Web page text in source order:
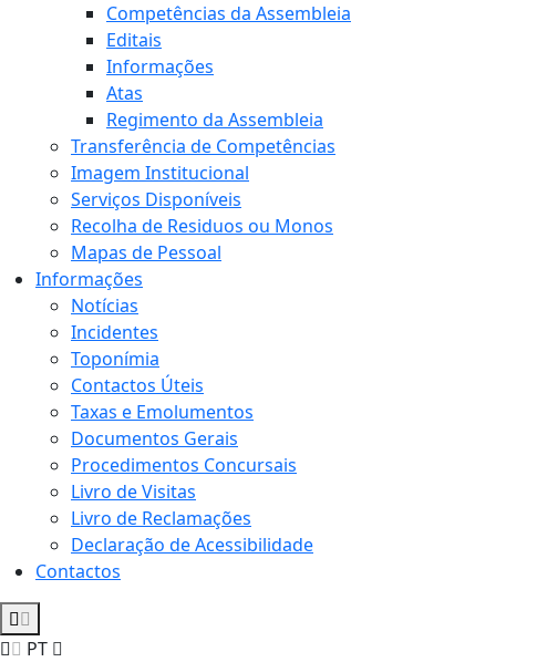
Competências da Assembleia
Editais
Informações
Atas
Regimento da Assembleia
Transferência de Competências
Imagem Institucional
Serviços Disponíveis
Recolha de Residuos ou Monos
Mapas de Pessoal
Informações
Notícias
Incidentes
Toponímia
Contactos Úteis
Taxas e Emolumentos
Documentos Gerais
Procedimentos Concursais
Livro de Visitas
Livro de Reclamações
Declaração de Acessibilidade
Contactos
PT